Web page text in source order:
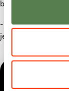
betydelige beløp.
- Det hadde jeg
jeg bygget